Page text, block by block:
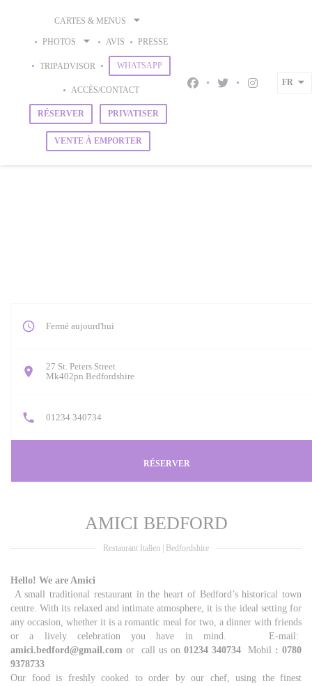
CARTES & MENUS
PHOTOS AVIS PRESSE
TRIPADVISOR((OUVRE UNE NOUVELLE FENÊTRE))
WHATSAPP((OUVRE UNE NOUVELLE FENÊTRE))
ACCÈS/CONTACT
RÉSERVER PRIVATISER
VENTE À EMPORTER
Facebook ((ouvre une
Twitter ((ouvre une
Instagram
FR
Fermé aujourd'hui
27 St. Peters Street
Mk402pn Bedfordshire
01234 340734
RÉSERVER
AMICI BEDFORD
Restaurant Italien Bedfordshire
Hello! We are Amici
A small traditional restaurant in the heart of Bedford’s historical town
centre. With its relaxed and intimate atmosphere, it is the ideal setting for
any occasion, whether it is a romantic meal for two, a dinner with friends
or a lively celebration you have in mind. E-mail:
amici.bedford@gmail.com or call us on 01234 340734 Mobil : 0780
9378733
Our food is freshly cooked to order by our chef, using the finest